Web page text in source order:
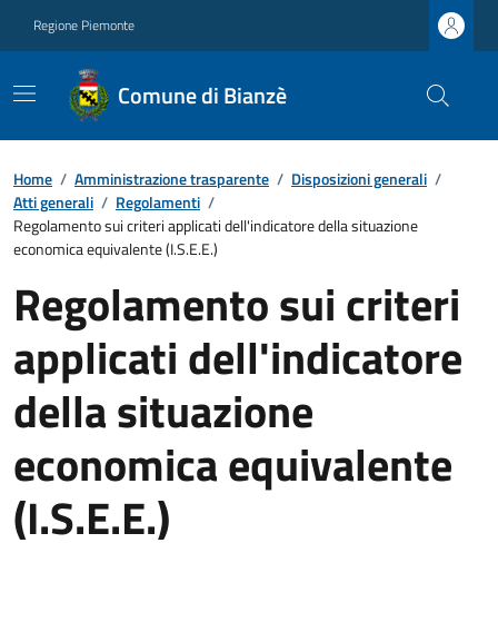
Regione Piemonte
Comune di Bianzè
Home / Amministrazione trasparente / Disposizioni generali /
Atti generali / Regolamenti /
Regolamento sui criteri applicati dell'indicatore della situazione
economica equivalente (I.S.E.E.)
Regolamento sui criteri
applicati dell'indicatore
della situazione
economica equivalente
(I.S.E.E.)